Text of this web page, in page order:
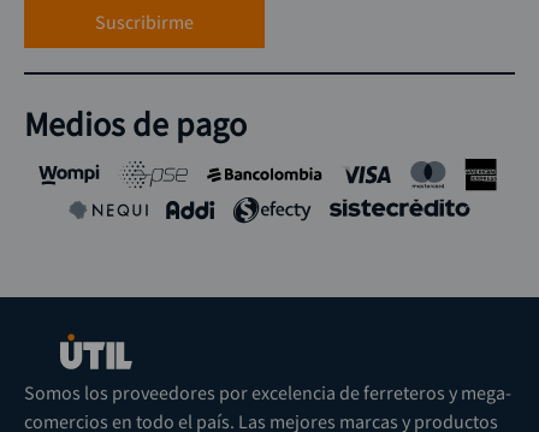
Suscribirme
Medios de pago
Somos los proveedores por excelencia de ferreteros y mega-
comercios en todo el país. Las mejores marcas y productos